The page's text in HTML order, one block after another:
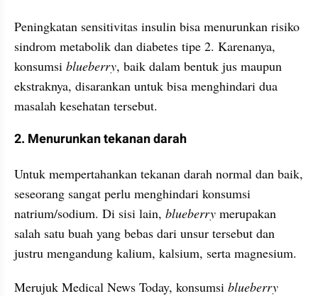
Peningkatan sensitivitas insulin bisa menurunkan risiko
sindrom metabolik dan diabetes tipe 2. Karenanya,
konsumsi blueberry, baik dalam bentuk jus maupun
ekstraknya, disarankan untuk bisa menghindari dua
masalah kesehatan tersebut.
2. Menurunkan tekanan darah
Untuk mempertahankan tekanan darah normal dan baik,
seseorang sangat perlu menghindari konsumsi
natrium/sodium. Di sisi lain, blueberry merupakan
salah satu buah yang bebas dari unsur tersebut dan
justru mengandung kalium, kalsium, serta magnesium.
Merujuk Medical News Today, konsumsi